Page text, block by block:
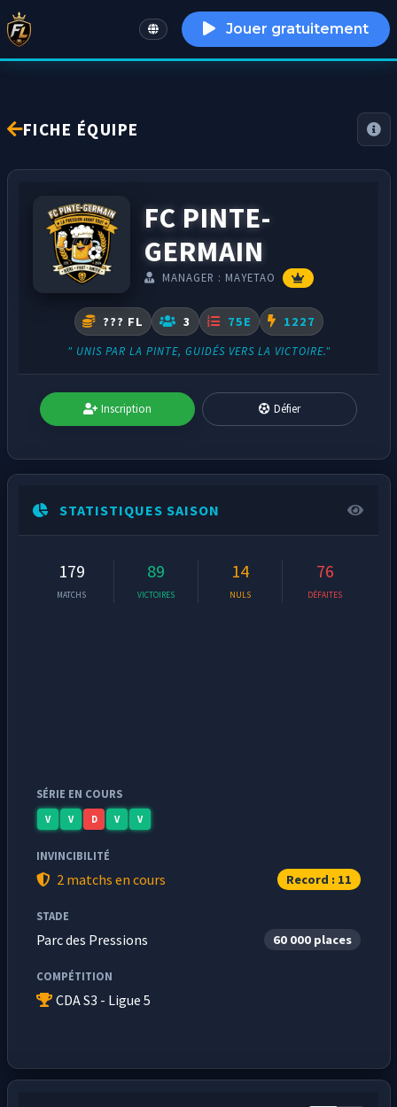
English Jouer gratuitement
FICHE ÉQUIPE
FC PINTE-
GERMAIN
MANAGER : MAYETAO
??? FL 3 75E 1227
" UNIS PAR LA PINTE, GUIDÉS VERS LA VICTOIRE."
Inscription Défier
STATISTIQUES SAISON
179
MATCHS
89
VICTOIRES
14
NULS
76
DÉFAITES
SÉRIE EN COURS
V V D V V
INVINCIBILITÉ
2 matchs en cours Record : 11
STADE
Parc des Pressions 60 000 places
COMPÉTITION
CDA S3 - Ligue 5